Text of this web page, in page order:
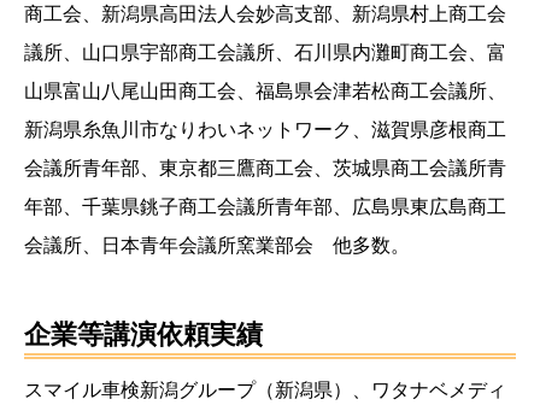
商工会、新潟県高田法人会妙高支部、新潟県村上商工会
議所、山口県宇部商工会議所、石川県内灘町商工会、富
山県富山八尾山田商工会、福島県会津若松商工会議所、
新潟県糸魚川市なりわいネットワーク、滋賀県彦根商工
会議所青年部、東京都三鷹商工会、茨城県商工会議所青
年部、千葉県銚子商工会議所青年部、広島県東広島商工
会議所、日本青年会議所窯業部会 他多数。
企業等講演依頼実績
スマイル車検新潟グループ（新潟県）、ワタナベメディ